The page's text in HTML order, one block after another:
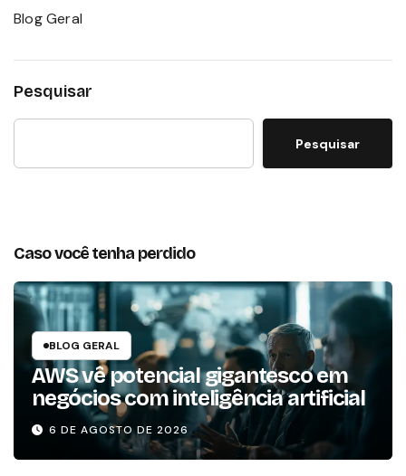
Blog Geral
Pesquisar
Pesquisar
Caso você tenha perdido
BLOG GERAL
AWS vê potencial gigantesco em
negócios com inteligência artificial
6 DE AGOSTO DE 2026